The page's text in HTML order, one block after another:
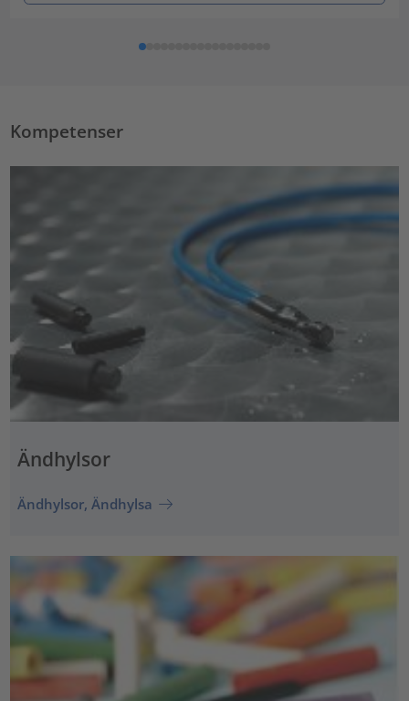
Kompetenser
Ändhylsor
Ändhylsor, Ändhylsa